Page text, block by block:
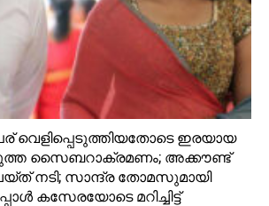
വെളിപ്പെടുത്തിയതോടെ ഇരയായ
സൈബറാക്രമണം; അക്കൗണ്ട്‌
നടി; സാന്ദ്ര തോമസുമായി
കസേരയോടെ മറിച്ചിട്ട്